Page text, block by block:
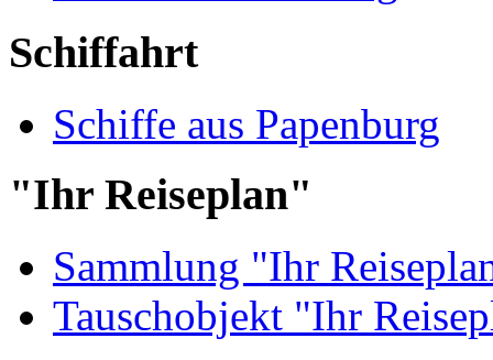
Schiffahrt
Schiffe aus Papenburg
"Ihr Reiseplan"
Sammlung "Ihr
Tauschobjekt "Ihr